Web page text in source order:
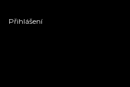
Přihlášení